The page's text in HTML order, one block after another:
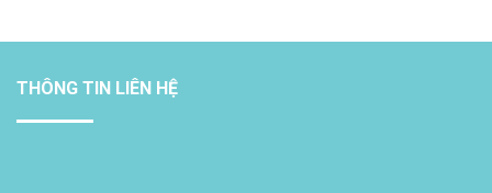
THÔNG TIN LIÊN HỆ